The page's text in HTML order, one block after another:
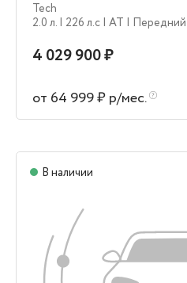
Tech
2.0 л. | 226 л.c | AT | Передний
4 029 900 ₽
от 64 999 ₽ р/мес.
В наличии